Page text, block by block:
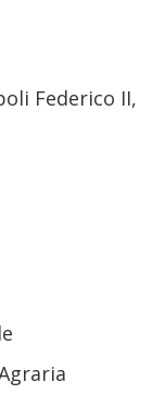
Federico II,